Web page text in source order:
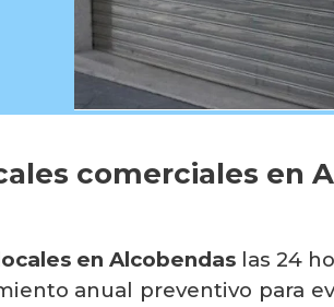
comerciales en
en Alcobendas las 24
anual preventivo para